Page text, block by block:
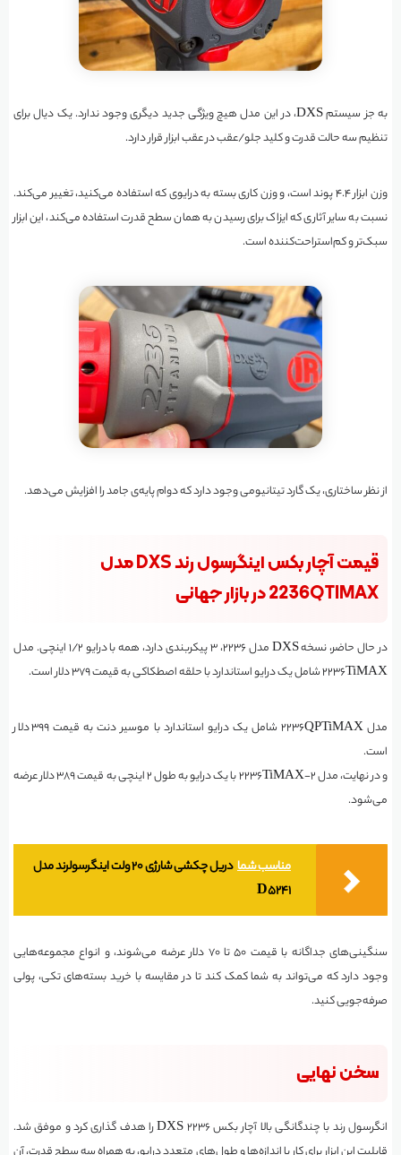
به جز سیستم DXS، در این مدل هیچ ویژگی جدید دیگری وجود ندارد. یک دیال برای
تنظیم سه حالت قدرت و کلید جلو/عقب در عقب ابزار قرار دارد.
وزن ابزار ۴.۴ پوند است، و وزن کاری بسته به درایوی که استفاده می‌کنید، تغییر می‌کند.
نسبت به سایر آثاری که ایزاک برای رسیدن به همان سطح قدرت استفاده می‌کند، این ابزار
سبک‌تر و کم‌استراحت‌کننده است.
از نظر ساختاری، یک گارد تیتانیومی وجود دارد که دوام پایه‌ی جامد را افزایش می‌دهد.
قیمت آچار بکس اینگرسول رند DXS مدل
2236QTIMAX در بازار جهانی
در حال حاضر، نسخه DXS مدل ۲۲۳۶، ۳ پیکربندی دارد، همه با درایو ۱/۲ اینچی. مدل
2236TiMAX شامل یک درایو استاندارد با حلقه اصطکاکی به قیمت ۳۷۹ دلار است.
مدل 2236QPTiMAX شامل یک درایو استاندارد با موسیر دنت به قیمت ۳۹۹ دلار
است.
و در نهایت، مدل 2236TiMAX-2 با یک درایو به طول ۲ اینچی به قیمت ۳۸۹ دلار عرضه
می‌شود.
مناسب شما
دریل چکشی شارژی 20 ولت اینگرسولرند مدل
D5241
سنگینی‌های جداگانه با قیمت ۵۰ تا ۷۰ دلار عرضه می‌شوند، و انواع مجموعه‌هایی
وجود دارد که می‌تواند به شما کمک کند تا در مقایسه با خرید بسته‌های تکی، پولی
صرفه‌جویی کنید.
سخن نهایی
انگرسول رند با چندگانگی بالا آچار بکس ۲۲۳۶ DXS را هدف گذاری کرد و موفق شد.